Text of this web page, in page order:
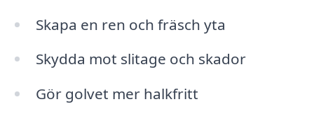
Skapa en ren och fräsch yta
Skydda mot slitage och skador
Gör golvet mer halkfritt